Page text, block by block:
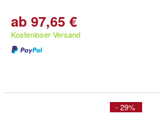
ab 97,65 €
Kostenloser Versand
- 29%